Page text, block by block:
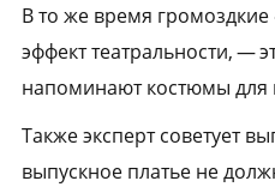
В то же время
эффект театральности, —
напоминают костюмы для
Также эксперт советует
выпускное платье не